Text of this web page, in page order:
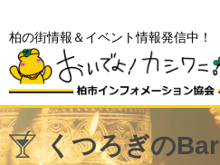
柏の街情報＆イベント情報発信中！
くつろぎのBar